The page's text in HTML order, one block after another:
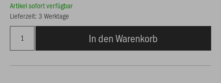
Artikel sofort verfügbar
Lieferzeit: 3 Werktage
In den Warenkorb